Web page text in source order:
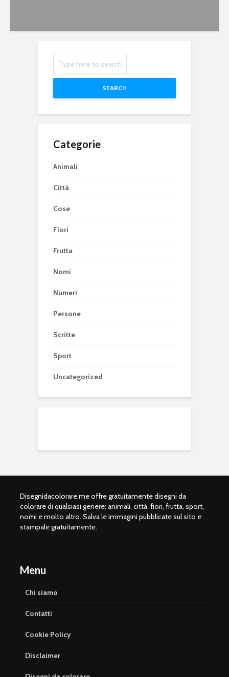
SEARCH
Categorie
Animali
Città
Cose
Fiori
Frutta
Nomi
Numeri
Persone
Scritte
Sport
Uncategorized
Disegnidacolorare.me offre gratuitamente disegni da
colorare di qualsiasi genere: animali, città, fiori, frutta, sport,
nomi e molto altro. Salva le immagini pubblicate sul sito e
stampale gratuitamente.
Menu
Chi siamo
Contatti
Cookie Policy
Disclaimer